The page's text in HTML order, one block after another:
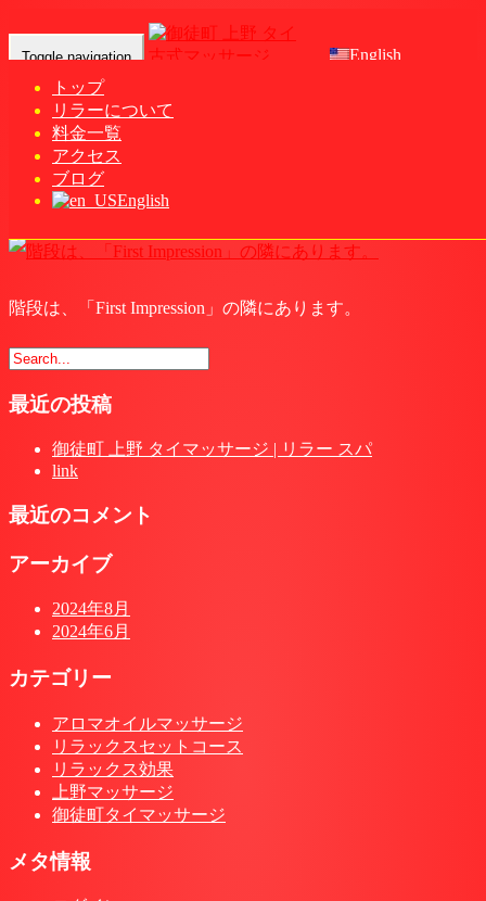
English
Toggle navigation
トップ
リラーについて
料金一覧
アクセス
ブログ
English
階段は、「First Impression」の隣にあ
ります。
Home --階段は…
階段は、「First Impression」の隣にあります。
最近の投稿
御徒町 上野 タイマッサージ | リラー スパ
link
最近のコメント
アーカイブ
2024年8月
2024年6月
カテゴリー
アロマオイルマッサージ
リラックスセットコース
リラックス効果
上野マッサージ
御徒町タイマッサージ
メタ情報